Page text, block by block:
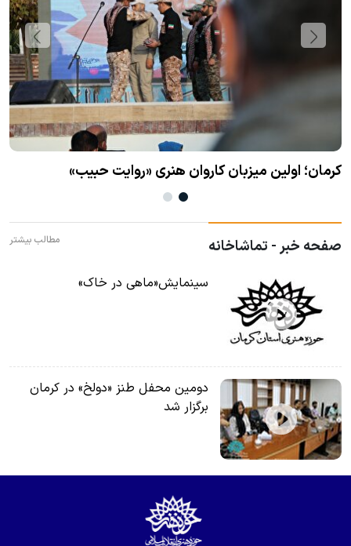
کرمان؛ اولین میزبان کاروان هنری «روایت حبیب»
صفحه خبر - تماشاخانه مطالب بیشتر
سینمایش«ماهی در خاک»
دومین محفل طنز «دولخ» در کرمان
برگزار شد